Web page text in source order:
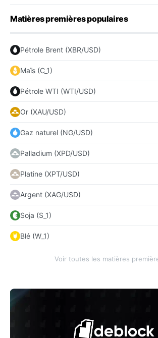
Matières premières populaires
Pétrole Brent (XBR/USD)
Maïs (C_1)
Pétrole WTI (WTI/USD)
Or (XAU/USD)
Gaz naturel (NG/USD)
Palladium (XPD/USD)
Platine (XPT/USD)
Argent (XAG/USD)
Soja (S_1)
Blé (W_1)
Voir toutes les matières